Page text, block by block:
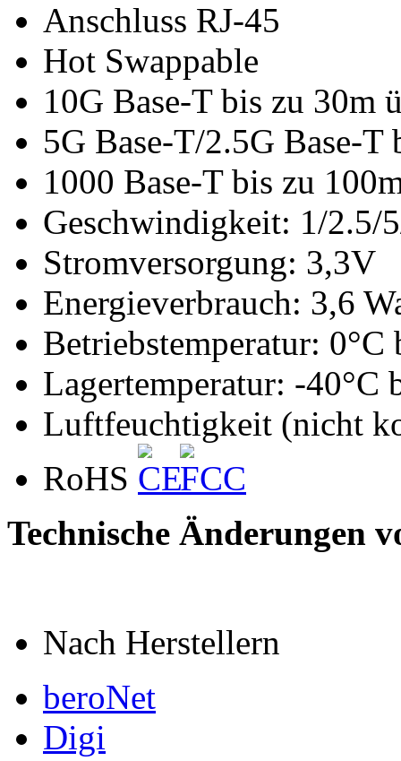
Anschluss RJ-45
Hot Swappable
10G Base-T bis zu 30m
5G Base-T/2.5G Base-T
1000 Base-T bis zu
Geschwindigkeit: 1/2.5/
Stromversorgung: 3,3V
Energieverbrauch: 3,6
Betriebstemperatur: 0°C
Lagertemperatur: -40°C
Luftfeuchtigkeit (nicht
RoHS
Technische Änderungen
Nach Herstellern
beroNet
Digi